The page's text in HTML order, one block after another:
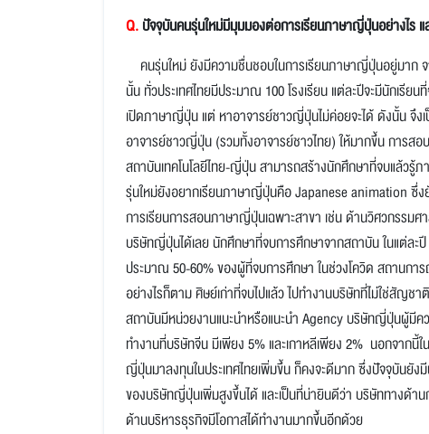
Q.ปัจจุบันคนรุ่นใหม่มีมุมมองต่อการเรียนภาษาญี่ปุ่นอย่างไร
คนรุ่นใหม่ ยังมีความชื่นชอบในการเรียนภาษาญี่ปุ่นอยู่มาก
นั้น ทั่วประเทศไทยมีประมาณ 100 โรงเรียน แต่ละปีจะมีนักเรี
เปิดภาษาญี่ปุ่น แต่ หาอาจารย์ชาวญี่ปุ่นไม่ค่อยจะได้ ดังนั้น จึง
อาจารย์ชาวญี่ปุ่น (รวมทั้งอาจารย์ชาวไทย) ให้มากขึ้น การส
สถาบันเทคโนโลยีไทย-ญี่ปุ่น สามารถสร้างนักศึกษาที่จบแล้ว
รุ่นใหม่ยังอยากเรียนภาษาญี่ปุ่นคือ Japanese animation ซึ่ง
การเรียนการสอนภาษาญี่ปุ่นเฉพาะสาขา เช่น ด้านวิศวกรรม
บริษัทญี่ปุ่นได้เลย นักศึกษาที่จบการศึกษาจากสถาบัน ในแต่ล
ประมาณ 50-60% ของผู้ที่จบการศึกษา ในช่วงโควิด สถานกา
อย่างไรก็ตาม ศิษย์เก่าที่จบไปแล้ว ไปทำงานบริษัทที่ไม่ใช่สัญ
สถาบันมีหน่วยงานแนะนำหรือแนะนำ Agency บริษัทญี่ปุ่นผู้มีค
ทำงานที่บริษัทจีน มีเพียง 5% และเกาหลีเพียง 2% นอกจากนี้
ญี่ปุ่นมาลงทุนในประเทศไทยเพิ่มขึ้น ก็คงจะดีมาก ซึ่งปัจจุบันยั
ของบริษัทญี่ปุ่นเพิ่มสูงขึ้นได้ และเป็นที่น่ายินดีว่า บริษัททางด้า
ด้านบริหารธุรกิจมีโอกาสได้ทำงานมากขึ้นอีกด้วย